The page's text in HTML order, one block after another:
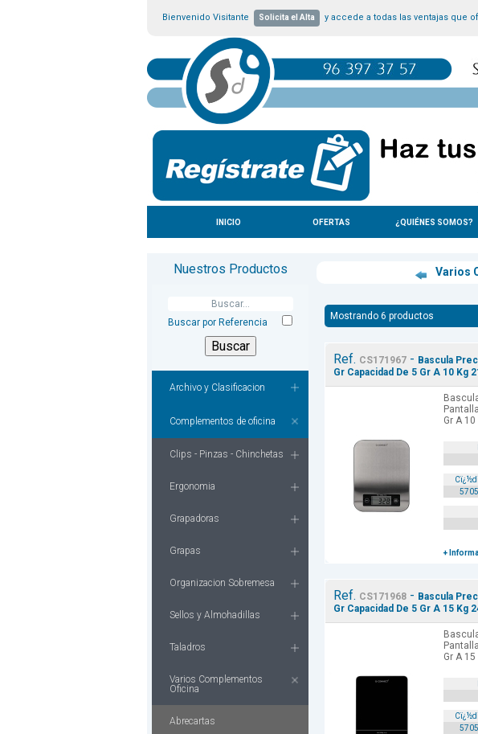
Bienvenido Visitante Solicita el Alta y accede a todas las ventajas que
INICIO OFERTAS ¿QUIÉNES SOMOS?
Nuestros Productos
Buscar por Referencia
Archivo y Clasificacion
Complementos de oficina
Clips - Pinzas - Chinchetas
Ergonomia
Grapadoras
Grapas
Organizacion Sobremesa
Sellos y Almohadillas
Taladros
Varios Complementos
Oficina
Abrecartas
Varios
Mostrando 6 productos
Ref. CS171967 - Bascula
Gr Capacidad De 5 Gr A 10 Kg
Gr A
+
Ref. CS171968 - Bascula
Gr Capacidad De 5 Gr A 15 Kg
Gr A